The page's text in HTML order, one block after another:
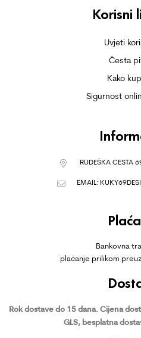
Korisni
Uvjeti
Česta
Kako
Sigurnost
RUDEŠKA CESTA
EMAIL:
Bankovna
plaćanje prilikom
Rok dostave do 15 dana. Cijena
GLS, besplatna